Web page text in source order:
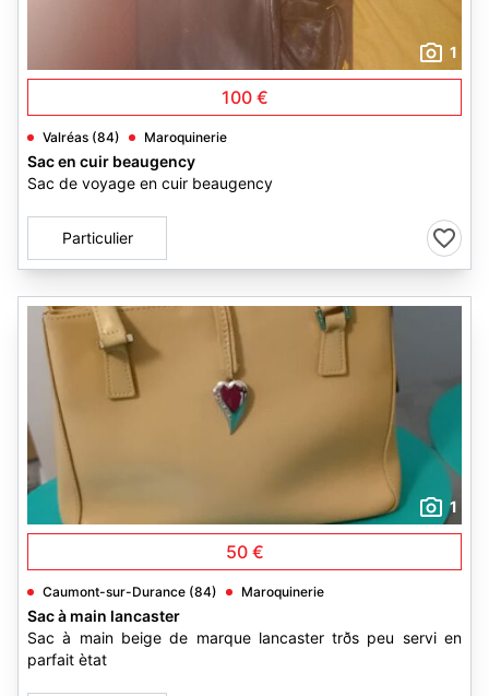
1
100 €
Valréas (84) Maroquinerie
Sac en cuir beaugency
Sac de voyage en cuir beaugency
Particulier
1
50 €
Caumont-sur-Durance (84) Maroquinerie
Sac à main lancaster
Sac à main beige de marque lancaster trðs peu servi en
parfait ètat